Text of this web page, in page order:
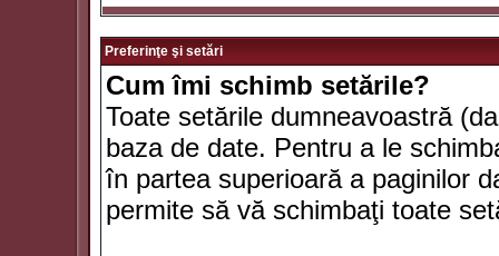
Preferinţe şi setări
Cum îmi schimb setările?
Toate setările dumneavoastră
baza de date. Pentru a le
în partea superioară a paginilor
permite să vă schimbaţi toate